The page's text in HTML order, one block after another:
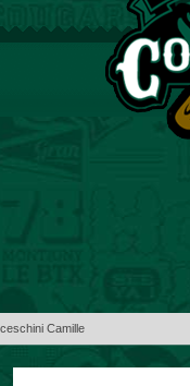
Camille